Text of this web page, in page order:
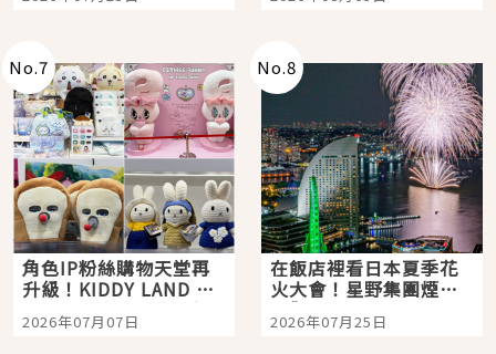
No.7
角色IP粉絲購物天堂再
升級！KIDDY LAND 原
宿店吉伊卡哇迎客，新
開幕 OMOKADO 店3分
2026年07月07日
No.8
在飯店裡看日本夏季花
火大會！星野集團煙火
景觀飯店6選，讓你不用
人擠人悠閒欣賞
2026年07月25日